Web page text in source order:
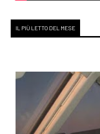
IL PIÙ LETTO DEL MESE